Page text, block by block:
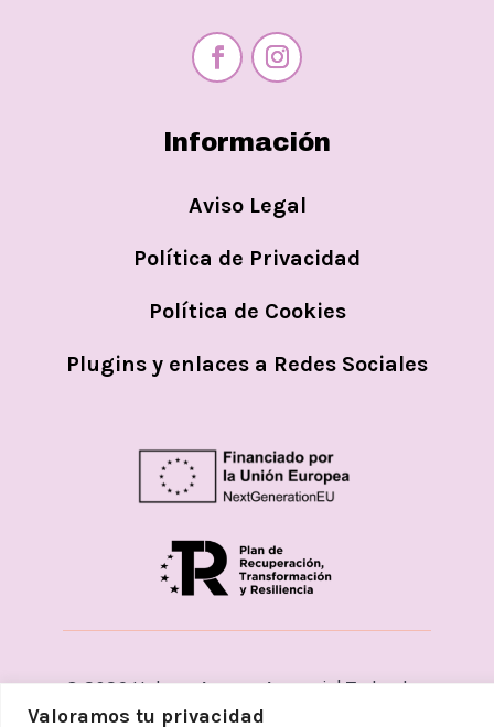
Valoramos tu privacidad
Información
Aviso Legal
Política de Privacidad
Política de Cookies
Plugins y enlaces a Redes Sociales
© 2026Helena Aceves Argemi | Todos los
derechos reservados. Diseñado